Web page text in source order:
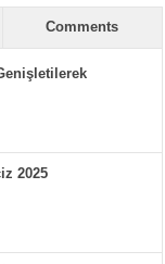
Comments
2025